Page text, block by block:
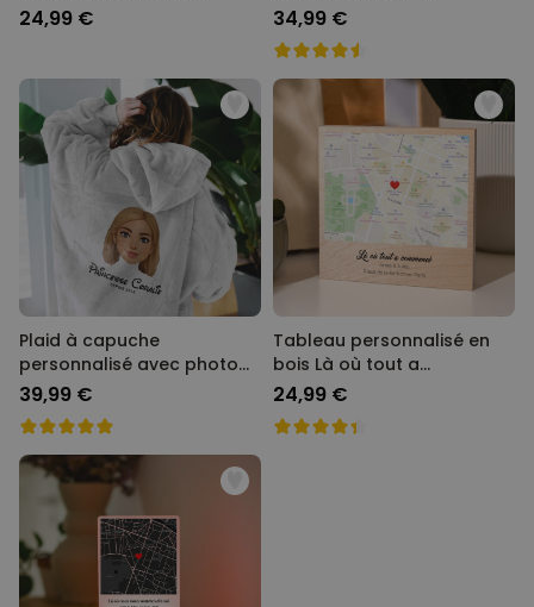
Cartoon - Illustration
24,99 €
Illustration
34,99 €
Plaid à capuche
personnalisé avec photo
Cartoon
39,99 €
Tableau personnalisé en
bois Là où tout a
commencé
24,99 €